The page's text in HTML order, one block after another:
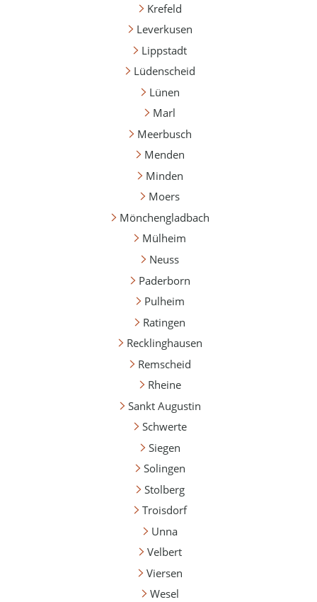
Krefeld
Leverkusen
Lippstadt
Lüdenscheid
Lünen
Marl
Meerbusch
Menden
Minden
Moers
Mönchengladbach
Mülheim
Neuss
Paderborn
Pulheim
Ratingen
Recklinghausen
Remscheid
Rheine
Sankt Augustin
Schwerte
Siegen
Solingen
Stolberg
Troisdorf
Unna
Velbert
Viersen
Wesel